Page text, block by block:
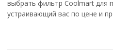
выбрать фильтр Coolmart для
устраивающий вас по цене и